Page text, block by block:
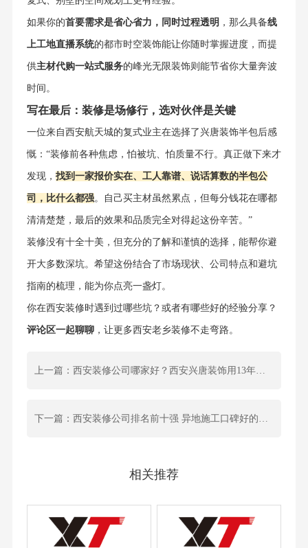
如果你的首要需求是省心省力，同时过程透明 ，那么具备线
上工地直播系统的都市时空装饰能让你随时掌握进度，而提
供主材代购一站式服务的峰光无限装饰则能节省你大量奔波
时间。
写在最后：装修是场修行，选对伙伴是关键
一位来自西安航天城的复式业主在选择了兴唐装饰半包后感
慨：“装修前各种焦虑，怕被坑、怕质量不行。真正做下来才
发现， 找到一家报价实在、工人靠谱、说话算数的半包公
司，比什么都强。自己买主材虽然累点，但每分钱花在哪都
清清楚楚，最后的效果和品质完全对得起这份辛苦。”
装修没有十全十美，但充分的了解和谨慎的选择，能帮你避
开大多数深坑。希望这份结合了市场现状、公司特点和避坑
指南的梳理，能为你点亮一盏灯。
你在西安装修时遇到过哪些坑？或者有哪些好的经验分享？
评论区一起聊聊，让更多西安老乡装修不走弯路。
上一篇：西安装修公司哪家好？西安兴唐装饰用13年口碑告诉你，如何选对不踩坑
下一篇：西安装修公司排名前十强 异地施工口碑好的西安装修公司推荐
相关推荐